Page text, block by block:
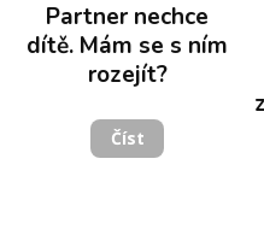
Partner nechce
dítě. Mám se s ním
rozejít?
Číst